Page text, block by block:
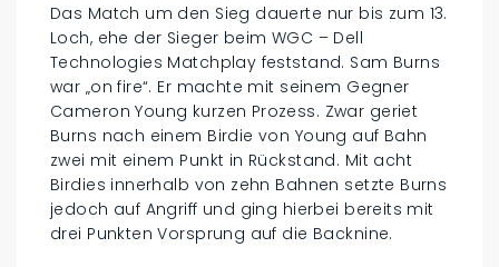
Das Match um den Sieg dauerte nur bis zum 13.
Loch, ehe der Sieger beim WGC – Dell
Technologies Matchplay feststand. Sam Burns
war „on fire“. Er machte mit seinem Gegner
Cameron Young kurzen Prozess. Zwar geriet
Burns nach einem Birdie von Young auf Bahn
zwei mit einem Punkt in Rückstand. Mit acht
Birdies innerhalb von zehn Bahnen setzte Burns
jedoch auf Angriff und ging hierbei bereits mit
drei Punkten Vorsprung auf die Backnine.